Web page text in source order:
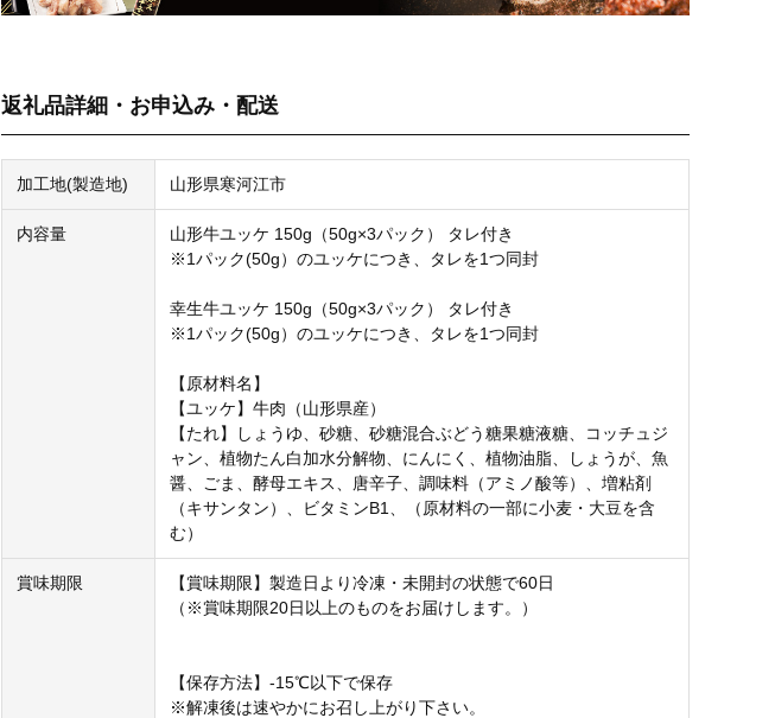
返礼品詳細・お申込み・配送
加工地(製造地) 山形県寒河江市
内容量
山形牛ユッケ 150g（50g×3パック） タレ付き
※1パック(50g）のユッケにつき、タレを1つ同封
幸生牛ユッケ 150g（50g×3パック） タレ付き
※1パック(50g）のユッケにつき、タレを1つ同封
【原材料名】
【ユッケ】牛肉（山形県産）
【たれ】しょうゆ、砂糖、砂糖混合ぶどう糖果糖液糖、コッチュジ
ャン、植物たん白加水分解物、にんにく、植物油脂、しょうが、魚
醤、ごま、酵母エキス、唐辛子、調味料（アミノ酸等）、増粘剤
（キサンタン）、ビタミンB1、（原材料の一部に小麦・大豆を含
む）
賞味期限
【賞味期限】製造日より冷凍・未開封の状態で60日
（※賞味期限20日以上のものをお届けします。）
【保存方法】-15℃以下で保存
※解凍後は速やかにお召し上がり下さい。